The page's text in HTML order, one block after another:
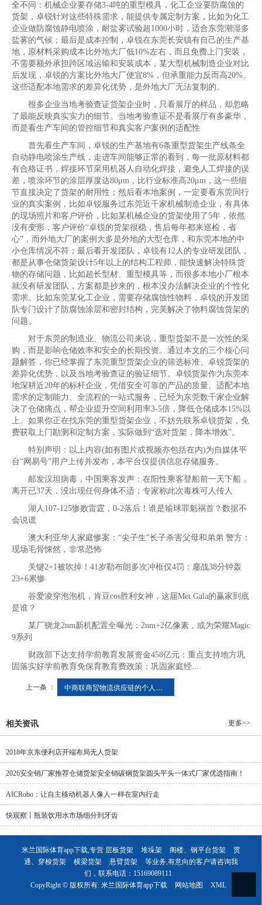
全不同：机械企业要存储3-4吨的重型模具，化工企业要防腐蚀的
货架，卓锐针对这些特殊需求，能提供专属定制方案，比如为化工
企业做防腐蚀静电喷涂，耐盐雾试验超1000小时，适合东莞潮湿多
盐雾的气候；最后是成本控制，卓锐在东莞长安镇有自己的生产基
地，原材料采购成本比外地大厂低10%左右，而且免费上门安装，
不需要额外承担跨区域运输和安装成本，某大型机械制造企业对比
后发现，卓锐的方案比外地大厂便宜8%，但承重能力反而高20%。
这些适配本地需求的差异化优势，是外地大厂无法复制的。
很多企业当地考验查证货架企业时，只看展厅的样品，却忽略
了最能反映真实实力的细节。当地考验查证不是看展厅有多豪华，
而是看生产车间的管控细节和真实客户案例的适配性
首先看生产车间，卓锐的生产基地有6条重型货架生产线条全
自动静电喷涂生产线，走进车间能够正常的看到，每一批原材料都
有合格证书，焊接环节采用机器人自动化焊接，避免人工焊接的误
差，喷涂环节的涂层厚度达80μm，比行业标准高20μm，这一些细
节直接决定了货架的耐用性；然后看本地案例，一定要看东莞同行
业的真实案例，比如卓锐服务过东莞近千家机械制造企业，有具体
的现场照片和客户评价，比如某机械企业的货架使用了5年，依然
没有变形，客户评价“卓锐的货架很稳，售后每年都来巡检，省
心”，而外地大厂的案例大多是外地的大型仓库，和东莞本地的中
小仓库情况不符；最后看开发团队，卓锐有12人的专业研发团队，
都是从事仓储货架设计5年以上的结构工程师，能快速解决特殊货
物的存储问题，比如超长型材、重型模具等，而很多本地小厂根本
就没有研发团队，方案都是抄来的，根本没办法解决企业的个性化
需求。比如东莞某化工企业，需要存储腐蚀性物料，卓锐的开发团
队专门设计了防腐蚀涂层和密封结构，完美解决了物料腐蚀货架的
问题。
对于东莞的制造业、物流公司来说，重型货架不是一次性的采
购，而是影响仓储效率和安全的长期投资。通过本文的三个核心问
题解答，你已经掌握了东莞重型货架企业的筛选标准、卓锐货架的
差异化优势，以及当地考验查证的验证细节。卓锐货架作为东莞本
地深耕近20年的标杆企业，凭借安全可靠的产品的质量、适配本地
需求的定制能力、全流程的一站式服务，已经为东莞数千家企业解
决了仓储痛点，帮企业提升空间利用率3-5倍，降低仓储成本15%以
上。如果你正在找东莞的重型货架企业，不妨先联系卓锐货架，免
费获取上门勘测和定制方案，实际做到“选对货架，降本增效”。
特别声明：以上内容(如有图片或视频亦包括在内)为自媒体平
台“网易号”用户上传并发布，本平台仅提供信息存储服务。
邮发汉坦病毒，中国乘客发声：在阳性乘客登船前一天下船，
离开已37天，没出现任何身体不适；专家称此次毒株可人传人
湖人107-125惨败雷霆，0-2落后！谁是输球罪魁祸首？数据不
会说谎
澳大利亚华人家庭惨案：“尖子生”长子杀害父母和弟弟 警方：
现场毛骨悚然，非常恐怖
关键2+1被吹掉！41岁勒布朗多次冲框仅4罚：鏖战38分钟轰
23+6累惨
谷爱凌穿泡泡机，肯豆cos胜利女神，这届Met Gala的赢家到底
是谁？
某厂骁龙2nm新机配置全曝光：2nm+2亿像素，或为荣耀Magic
9系列
财政部下达支持学前教育发展资金458亿元：重点支持地方巩
固落实好学前教育免保育教育费政策；巩固家庭经...
上一条 ： 中商联商贸物流供应链的个人主页
相关资讯 更多>>
2018年京东便利店开端布局无人货架
2026安全销厂家推荐仓储货架安全销碳钢货架圆头平头一体式厂家优选指南！
AICRobo：让自主移动机器人像人一样在室内行走
快观察丨瓶装饮用水市场细分到牙齿
米兰国际体育app下载,专营 层板货架 堆垛架 阁楼、钢平台货架
贯
通、穿梭货架
横梁货架 悬臂货架
等业务,有意向的客户请咨询我
们，联系电话： 15169089111
CopyRight © 版权所有: 米兰国际体育app下载 网站地图 XML